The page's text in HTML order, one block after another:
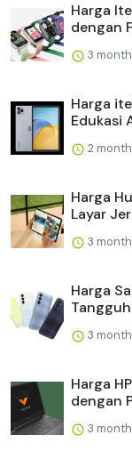
Harga
dengan
3
Harga
Edukasi
2
Harga
Layar
3
Harga
3
Harga
dengan
3